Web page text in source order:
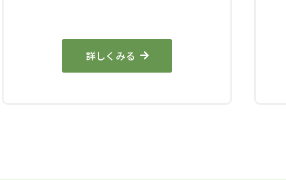
詳しくみる